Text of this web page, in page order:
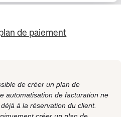
de paiement
de créer un plan de
automatisation de facturation ne
à la réservation du client.